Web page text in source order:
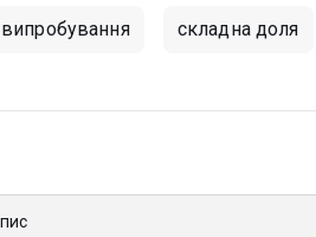
складна доля